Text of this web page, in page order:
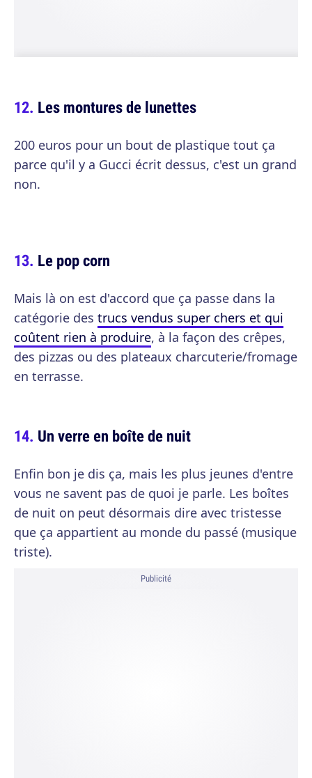
Les montures de lunettes
200 euros pour un bout de plastique tout ça
parce qu'il y a Gucci écrit dessus, c'est un grand
non.
Le pop corn
Mais là on est d'accord que ça passe dans la
catégorie des trucs vendus super chers et qui
coûtent rien à produire, à la façon des crêpes,
des pizzas ou des plateaux charcuterie/fromage
en terrasse.
Un verre en boîte de nuit
Enfin bon je dis ça, mais les plus jeunes d'entre
vous ne savent pas de quoi je parle. Les boîtes
de nuit on peut désormais dire avec tristesse
que ça appartient au monde du passé (musique
triste).
Publicité